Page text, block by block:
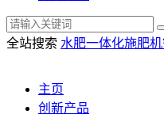
全站搜索 水肥一体化施肥机
主页
创新产品